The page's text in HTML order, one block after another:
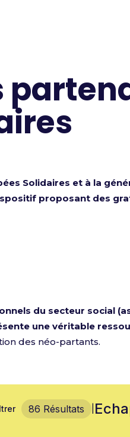
Solidaires et à la
proposant des
du secteur social
une véritable
des néo-partants.